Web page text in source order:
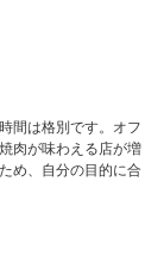
間は格別です。オフ
肉が味わえる店が増
め、自分の目的に合